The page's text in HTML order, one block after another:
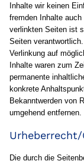
Inhalte wir keinen
fremden Inhalte
verlinkten Seiten ist
Seiten
Verlinkung auf
Inhalte waren zum
permanente
konkrete
Bekanntwerden von
umgehend entfernen.
Die durch die